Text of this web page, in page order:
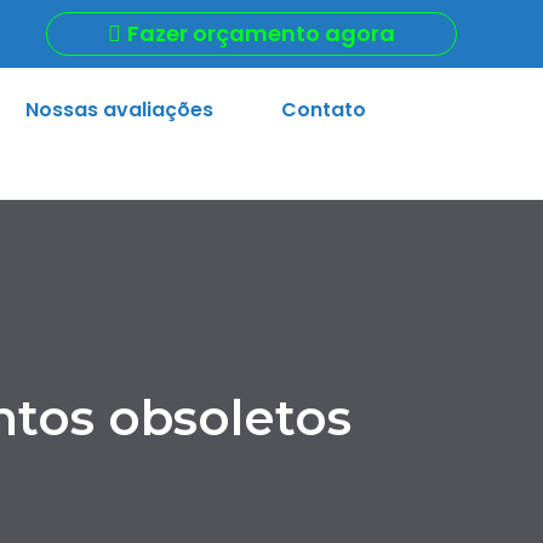
Fazer orçamento agora
Nossas avaliações Contato
obsoletos